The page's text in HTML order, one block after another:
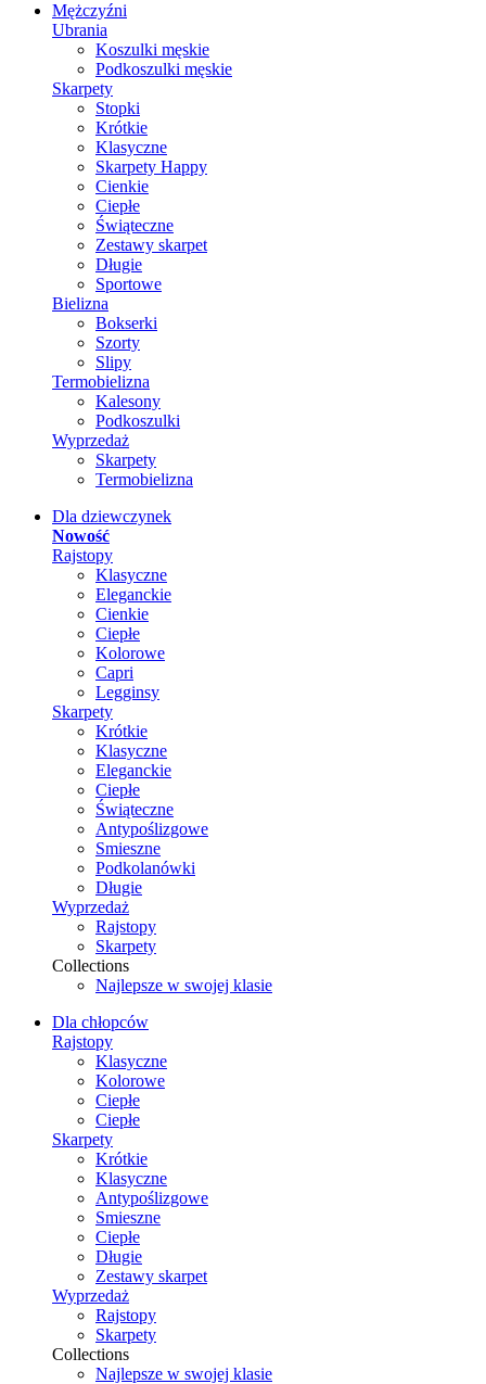
Mężczyźni
Ubrania
Koszulki męskie
Podkoszulki męskie
Skarpety
Stopki
Krótkie
Klasyczne
Skarpety Happy
Cienkie
Ciepłe
Świąteczne
Zestawy skarpet
Długie
Sportowe
Bielizna
Bokserki
Szorty
Slipy
Termobielizna
Kalesony
Podkoszulki
Wyprzedaż
Skarpety
Termobielizna
Dla dziewczynek
Nowość
Rajstopy
Klasyczne
Eleganckie
Cienkie
Ciepłe
Kolorowe
Capri
Legginsy
Skarpety
Krótkie
Klasyczne
Eleganckie
Ciepłe
Świąteczne
Antypoślizgowe
Smieszne
Podkolanówki
Długie
Wyprzedaż
Rajstopy
Skarpety
Collections
Najlepsze w swojej klasie
Dla chłopców
Rajstopy
Klasyczne
Kolorowe
Ciepłe
Ciepłe
Skarpety
Krótkie
Klasyczne
Antypoślizgowe
Smieszne
Ciepłe
Długie
Zestawy skarpet
Wyprzedaż
Rajstopy
Skarpety
Collections
Najlepsze w swojej klasie